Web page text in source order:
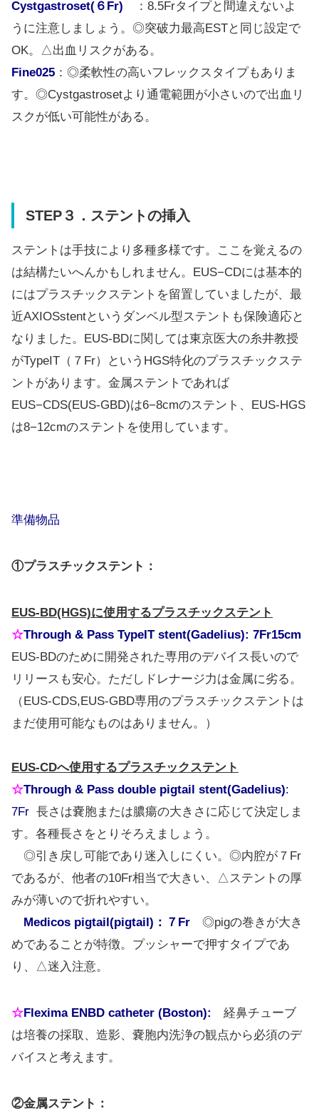
Cystgastroset(６Fr) ：8.5Frタイプと間違えないよ
うに注意しましょう。◎突破力最高ESTと同じ設定で
OK。△出血リスクがある。
Fine025 ：◎柔軟性の高いフレックスタイプもありま
す。◎Cystgastrosetより通電範囲が小さいので出血リ
スクが低い可能性がある。
STEP３．ステントの挿入
ステントは手技により多種多様です。ここを覚えるの
は結構たいへんかもしれません。EUS−CDには基本的
にはプラスチックステントを留置していましたが、最
近AXIOSstentというダンベル型ステントも保険適応と
なりました。EUS-BDに関しては東京医大の糸井教授
がTypeIT（７Fr）というHGS特化のプラスチックステ
ントがあります。金属ステントであれば
EUS−CDS(EUS-GBD)は6−8cmのステント、EUS-HGS
は8−12cmのステントを使用しています。
準備物品
①プラスチックステント：
EUS-BD(HGS)に使用するプラスチックステント
☆Through & Pass TypeIT stent(Gadelius): 7Fr15cm
EUS-BDのために開発された専用のデバイス長いので
リリースも安心。ただしドレナージ力は金属に劣る。
（EUS-CDS,EUS-GBD専用のプラスチックステントは
まだ使用可能なものはありません。）
EUS-CDへ使用するプラスチックステント
☆Through & Pass double pigtail stent(Gadelius):
7Fr 長さは嚢胞または膿瘍の大きさに応じて決定しま
す。各種長さをとりそろえましょう。
◎引き戻し可能であり迷入しにくい。◎内腔が７Fr
であるが、他者の10Fr相当で大きい、△ステントの厚
みが薄いので折れやすい。
Medicos pigtail(pigtail)：７Fr ◎pigの巻きが大き
めであることが特徴。プッシャーで押すタイプであ
り、△迷入注意。
☆Flexima ENBD catheter (Boston):
経鼻チューブ
は培養の採取、造影、嚢胞内洗浄の観点から必須のデ
バイスと考えます。
②金属ステント：